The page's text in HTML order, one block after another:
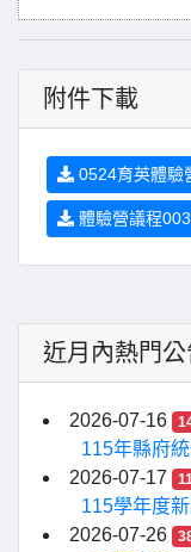
附件下載
0524育英體驗
體驗營議程
近月內熱門公
2026-07-16
115年縣府
2026-07-17
115學年度
2026-07-26